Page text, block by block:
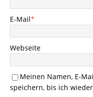
E-Mail*
Webseite
Meinen Namen, E-
speichern, bis ich